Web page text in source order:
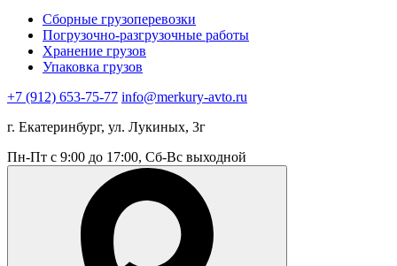
Сборные грузоперевозки
Погрузочно-разгрузочные работы
Хранение грузов
Упаковка грузов
+7 (912) 653-75-77 info@merkury-avto.ru
г. Екатеринбург, ул. Лукиных, 3г
Пн-Пт с 9:00 до 17:00, Сб-Вс выходной